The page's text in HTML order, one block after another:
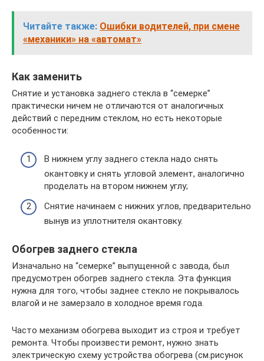
Читайте также: Ошибки водителей, при смене
«механики» на «автомат»
Как заменить
Снятие и установка заднего стекла в “семерке”
практически ничем не отличаются от аналогичных
действий с передним стеклом, но есть некоторые
особенности:
В нижнем углу заднего стекла надо снять
окантовку и снять угловой элемент, аналогично
проделать на втором нижнем углу;
Снятие начинаем с нижних углов, предварительно
вынув из уплотнителя окантовку.
Обогрев заднего стекла
Изначально на “семерке” выпущенной с завода, был
предусмотрен обогрев заднего стекла. Эта функция
нужна для того, чтобы заднее стекло не покрывалось
влагой и не замерзало в холодное время года.
Часто механизм обогрева выходит из строя и требует
ремонта. Чтобы произвести ремонт, нужно знать
электрическую схему устройства обогрева (см.рисунок